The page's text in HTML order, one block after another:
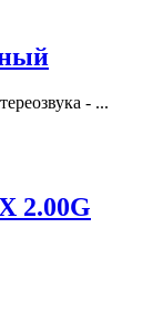
- ...
2.00G